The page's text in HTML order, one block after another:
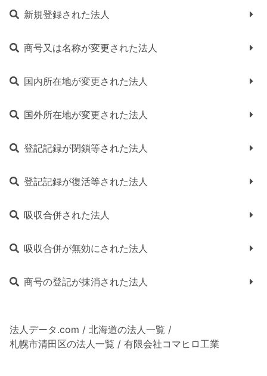
新規登録された法人
商号又は名称が変更された法人
国内所在地が変更された法人
国外所在地が変更された法人
登記記録が閉鎖等された法人
登記記録が復活等された法人
吸収合併された法人
吸収合併が無効にされた法人
商号の登記が抹消された法人
法人データ.com / 北海道の法人一覧 /
札幌市清田区の法人一覧 / 有限会社コマヒロ工業